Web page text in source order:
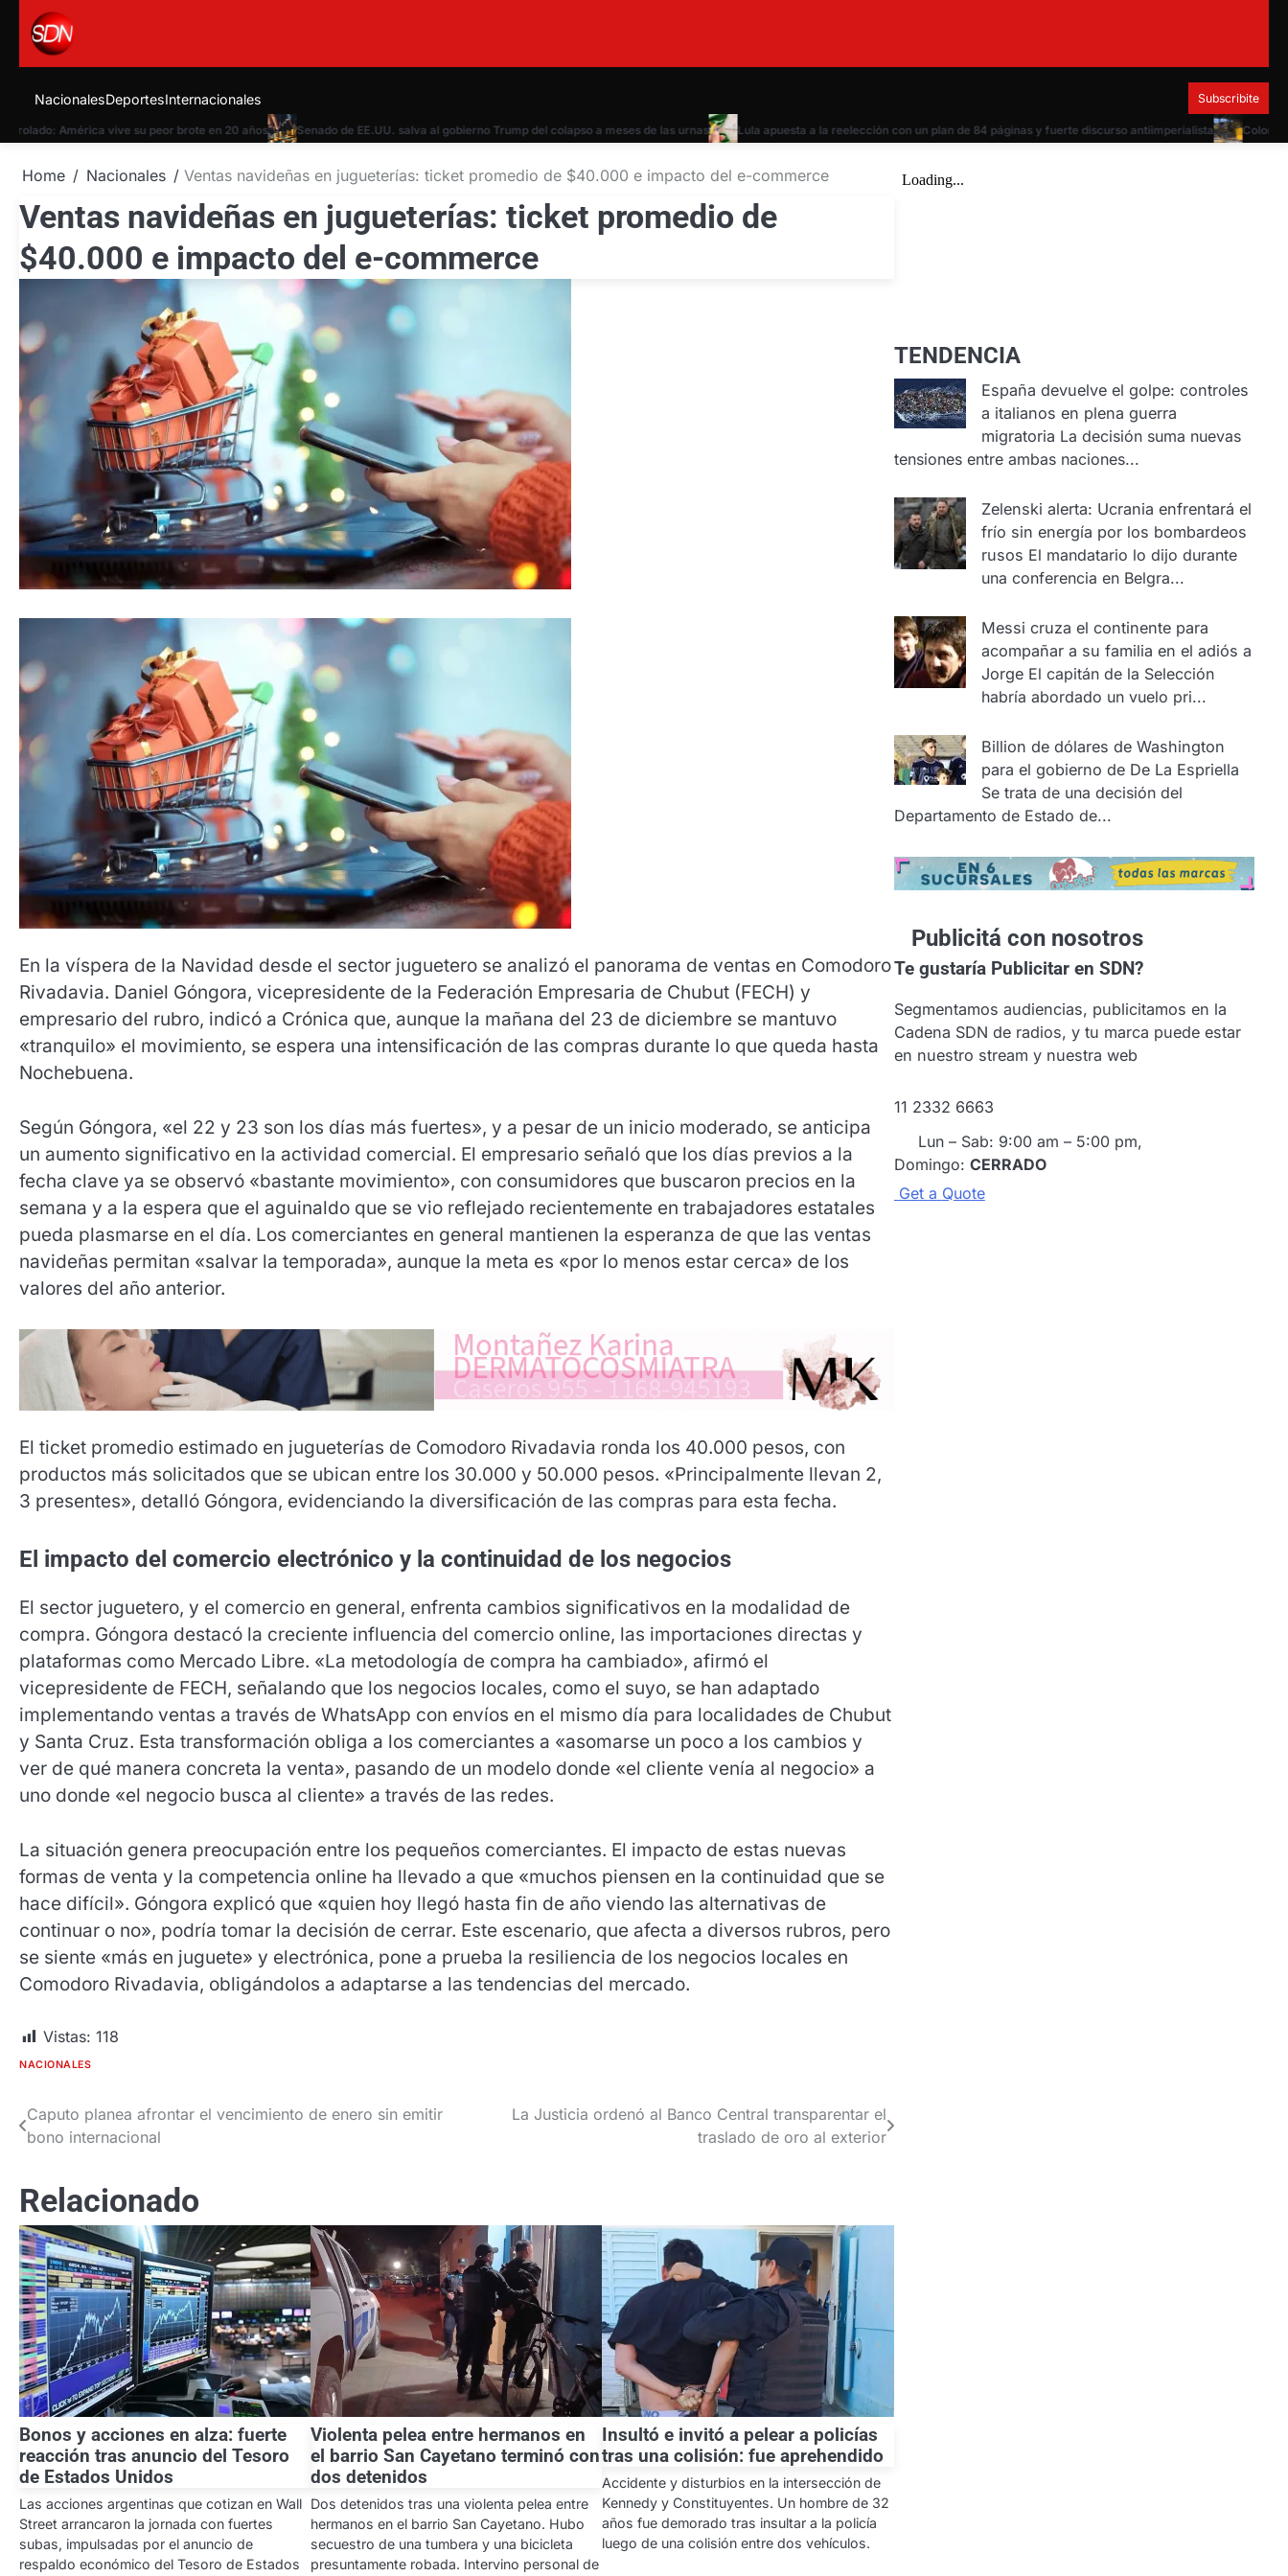
content
NacionalesDeportesInternacionales Subscribite
América vive su peor brote en 20 años Senado de EE.UU. salva al gobierno Trump del colapso a meses de las urnas Lula apuesta a la reelección con un plan de 84 páginas y fuerte discurso antiimperialista Colombia
Home Nacionales Ventas navideñas en jugueterías: ticket promedio de $40.000 e impacto del e-commerce
Ventas navideñas en jugueterías: ticket promedio de
$40.000 e impacto del e-commerce
En la víspera de la Navidad desde el sector juguetero se analizó el panorama de ventas en Comodoro
Rivadavia. Daniel Góngora, vicepresidente de la Federación Empresaria de Chubut (FECH) y
empresario del rubro, indicó a Crónica que, aunque la mañana del 23 de diciembre se mantuvo
«tranquilo» el movimiento, se espera una intensificación de las compras durante lo que queda hasta
Nochebuena.
Según Góngora, «el 22 y 23 son los días más fuertes», y a pesar de un inicio moderado, se anticipa
un aumento significativo en la actividad comercial. El empresario señaló que los días previos a la
fecha clave ya se observó «bastante movimiento», con consumidores que buscaron precios en la
semana y a la espera que el aguinaldo que se vio reflejado recientemente en trabajadores estatales
pueda plasmarse en el día. Los comerciantes en general mantienen la esperanza de que las ventas
navideñas permitan «salvar la temporada», aunque la meta es «por lo menos estar cerca» de los
valores del año anterior.
El ticket promedio estimado en jugueterías de Comodoro Rivadavia ronda los 40.000 pesos, con
productos más solicitados que se ubican entre los 30.000 y 50.000 pesos. «Principalmente llevan 2,
3 presentes», detalló Góngora, evidenciando la diversificación de las compras para esta fecha.
El impacto del comercio electrónico y la continuidad de los negocios
El sector juguetero, y el comercio en general, enfrenta cambios significativos en la modalidad de
compra. Góngora destacó la creciente influencia del comercio online, las importaciones directas y
plataformas como Mercado Libre. «La metodología de compra ha cambiado», afirmó el
vicepresidente de FECH, señalando que los negocios locales, como el suyo, se han adaptado
implementando ventas a través de WhatsApp con envíos en el mismo día para localidades de Chubut
y Santa Cruz. Esta transformación obliga a los comerciantes a «asomarse un poco a los cambios y
ver de qué manera concreta la venta», pasando de un modelo donde «el cliente venía al negocio» a
uno donde «el negocio busca al cliente» a través de las redes.
La situación genera preocupación entre los pequeños comerciantes. El impacto de estas nuevas
formas de venta y la competencia online ha llevado a que «muchos piensen en la continuidad que se
hace difícil». Góngora explicó que «quien hoy llegó hasta fin de año viendo las alternativas de
continuar o no», podría tomar la decisión de cerrar. Este escenario, que afecta a diversos rubros, pero
se siente «más en juguete» y electrónica, pone a prueba la resiliencia de los negocios locales en
Comodoro Rivadavia, obligándolos a adaptarse a las tendencias del mercado.
Vistas: 118
NACIONALES
Navegación
entradas
Caputo planea afrontar el vencimiento de enero sin emitir
bono internacional
La Justicia ordenó al Banco Central transparentar el
traslado de oro al exterior
Relacionado
Bonos y acciones en alza: fuerte
reacción tras anuncio del Tesoro
de Estados Unidos
Las acciones argentinas que cotizan en Wall
Street arrancaron la jornada con fuertes
subas, impulsadas por el anuncio de
respaldo económico del Tesoro de Estados
Violenta pelea entre hermanos en
el barrio San Cayetano terminó con
dos detenidos
Dos detenidos tras una violenta pelea entre
hermanos en el barrio San Cayetano. Hubo
secuestro de una tumbera y una bicicleta
presuntamente robada. Intervino personal de
Insultó e invitó a pelear a policías
tras una colisión: fue aprehendido
Accidente y disturbios en la intersección de
Kennedy y Constituyentes. Un hombre de 32
años fue demorado tras insultar a la policía
luego de una colisión entre dos vehículos.
TENDENCIA
España devuelve el golpe: controles
a italianos en plena guerra
migratoria La decisión suma nuevas
tensiones entre ambas naciones...
Zelenski alerta: Ucrania enfrentará el
frío sin energía por los bombardeos
rusos El mandatario lo dijo durante
una conferencia en Belgra...
Messi cruza el continente para
acompañar a su familia en el adiós a
Jorge El capitán de la Selección
habría abordado un vuelo pri...
Billion de dólares de Washington
para el gobierno de De La Espriella
Se trata de una decisión del
Departamento de Estado de...
Publicitá con nosotros
Te gustaríaPublicitar en SDN?
Segmentamos audiencias, publicitamos en la
Cadena SDN de radios, y tu marca puede estar
en nuestro stream y nuestra web
11 2332 6663
Lun – Sab: 9:00 am – 5:00 pm,
Domingo: CERRADO
Get a Quote